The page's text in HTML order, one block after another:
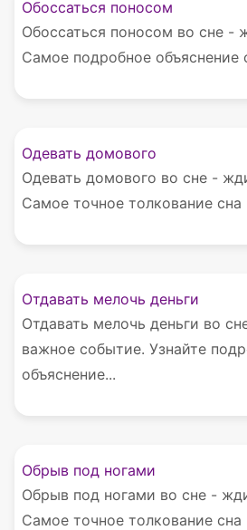
Обоссаться поносом
Обоссаться поносом во сне -
Самое подробное объяснение
Одевать домового
Одевать домового во сне -
Самое точное толкование сна
Отдавать мелочь деньги
Отдавать мелочь деньги во
важное событие. Узнайте
объяснение...
Обрыв под ногами
Обрыв под ногами во сне -
Самое точное толкование сна